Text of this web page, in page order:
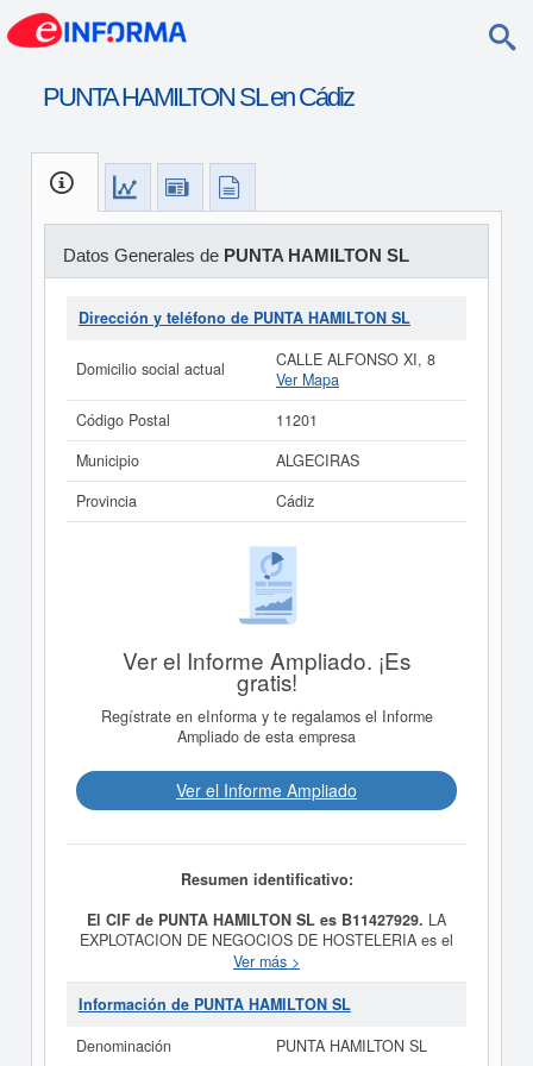
PUNTA HAMILTON SL en Cádiz
Datos Generales de PUNTA HAMILTON SL
Dirección y teléfono de PUNTA HAMILTON SL
Domicilio social actual
CALLE ALFONSO XI, 8
Ver Mapa
Código Postal
11201
Municipio
ALGECIRAS
Provincia
Cádiz
Ver el Informe Ampliado. ¡Es
gratis!
Regístrate en eInforma y te regalamos el Informe
Ampliado de esta empresa
Ver el Informe Ampliado
Resumen identificativo:
El CIF de PUNTA HAMILTON SL es B11427929. LA
EXPLOTACION DE NEGOCIOS DE HOSTELERIA es el
propósito final de la empresaPUNTA HAMILTON SL
dada de alta el día 06/02/1998. Su CNAE
correspondiente es 5630 - Servicios de bebidas. Los
HAMILTON SL
son 58130000. La consulta más reciente
Ver más >
Información de PUNTA HAMILTON SL
Denominación
PUNTA HAMILTON SL